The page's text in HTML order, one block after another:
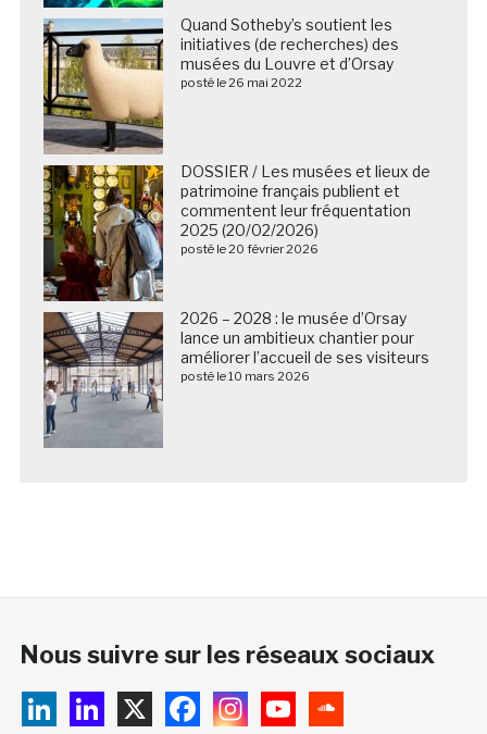
Quand Sotheby’s soutient les
initiatives (de recherches) des
musées du Louvre et d’Orsay
posté le 26 mai 2022
DOSSIER / Les musées et lieux de
patrimoine français publient et
commentent leur fréquentation
2025 (20/02/2026)
posté le 20 février 2026
2026 – 2028 : le musée d’Orsay
lance un ambitieux chantier pour
améliorer l’accueil de ses visiteurs
posté le 10 mars 2026
Nous suivre sur les réseaux sociaux